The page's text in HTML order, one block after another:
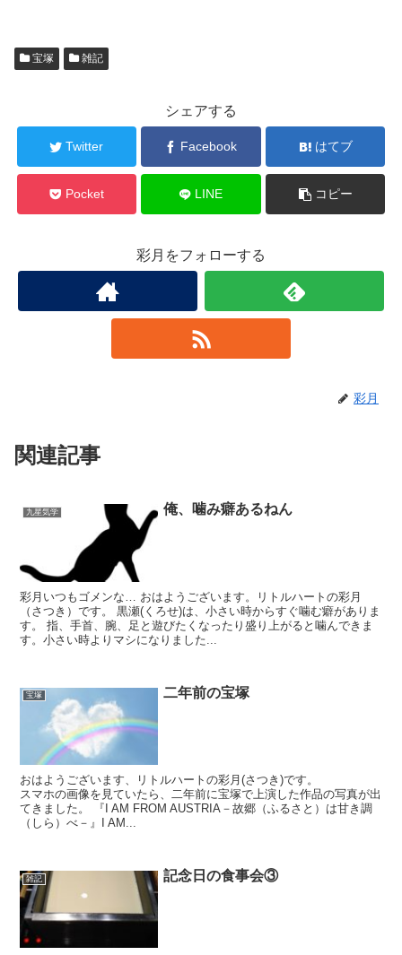
宝塚 雑記
シェアする
Twitter Facebook はてブ
Pocket LINE コピー
彩月をフォローする
彩月
関連記事
九星気学 俺、噛み癖あるねん
彩月いつもゴメンな… おはようございます。リトルハートの彩月
（さつき）です。 黒瀬(くろせ)は、小さい時からすぐ噛む癖がありま
す。 指、手首、腕、足と遊びたくなったり盛り上がると噛んできま
す。小さい時よりマシになりました...
宝塚 二年前の宝塚
おはようございます、リトルハートの彩月(さつき)です。
スマホの画像を見ていたら、二年前に宝塚で上演した作品の写真が出
てきました。 『I AM FROM AUSTRIA－故郷（ふるさと）は甘き調
（しら）べ－』I AM...
雑記 記念日の食事会③